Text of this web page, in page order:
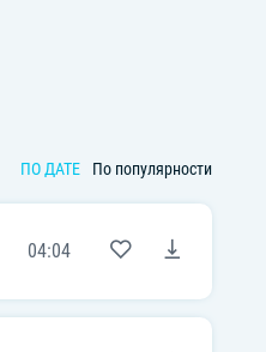
ПО ДАТЕ По популярности
04:04